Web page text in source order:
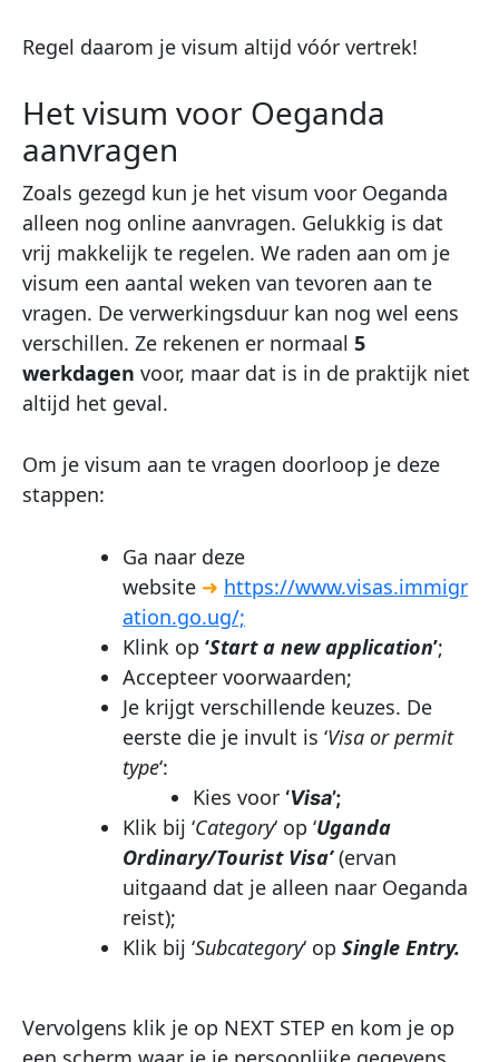
Regel daarom je visum altijd vóór vertrek!
Het visum voor Oeganda
aanvragen
Zoals gezegd kun je het visum voor Oeganda
alleen nog online aanvragen. Gelukkig is dat
vrij makkelijk te regelen. We raden aan om je
visum een aantal weken van tevoren aan te
vragen. De verwerkingsduur kan nog wel eens
verschillen. Ze rekenen er normaal 5
werkdagen voor, maar dat is in de praktijk niet
altijd het geval.
Om je visum aan te vragen doorloop je deze
stappen:
Ga naar deze
website ➜ https://www.visas.immigr
ation.go.ug/;
Klink op ‘Start a new application’;
Accepteer voorwaarden;
Je krijgt verschillende keuzes. De
eerste die je invult is ‘Visa or permit
type‘:
Kies voor ‘Visa’;
Klik bij ‘Category‘ op ‘Uganda
Ordinary/Tourist Visa’(ervan
uitgaand dat je alleen naar Oeganda
reist);
Klik bij ‘Subcategory‘ op Single Entry.
Vervolgens klik je op NEXT STEP en kom je op